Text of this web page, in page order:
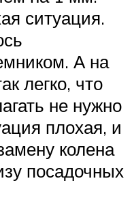
ситуация.
А на
легко, что
не нужно
плохая, и
колена
посадочных